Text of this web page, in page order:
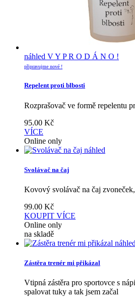
náhled V Y P R O D Á N O !
připravujme nové !
Repelent proti blbosti
Rozprašovač ve formě repelentu
95.00 Kč
VÍCE
Online only
náhled
Svolávač na čaj
Kovový svolávač na čaj
99.00 Kč
KOUPIT VÍCE
Online only
na skladě
náhled
Zástěra trenér mi přikázal
Vtipná zástěra pro sportovce s
spalovat tuky a tak jsem začal